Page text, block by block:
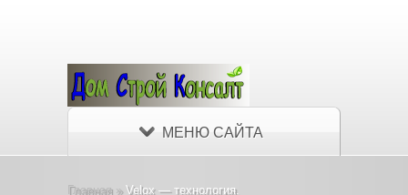
МЕНЮ САЙТА
Главная »Velox — технология.